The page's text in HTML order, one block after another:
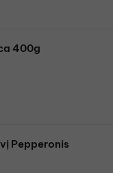
400g
Pepperonis